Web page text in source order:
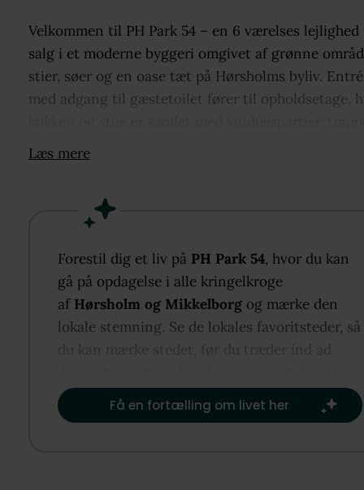
Velkommen til PH Park 54 – en 6 værelses
salg i et moderne byggeri omgivet af grønne
stier, søer og en oase tæt på Hørsholms byliv. Entré
med adgang til gæstetoilet fører til opholdsetage,
plads til spisebord og sofaafdeling. Første sal
rum og værelse med walk-in samt sydvendt altan
Usserød tæt på indkøb, skoler, daginstitutioner,
Hørsholms centrum, offentlig transport og
med naboskab og løbe- og gåture – ideelt til par,
familier og kvalitetsbevidste købere, der vægter
funktionalitet og omgivelser.
Læs mere
Forestil dig et liv på PH Park 54, hvor du kan
gå på opdagelse i alle kringelkroge
af Hørsholm og Mikkelborg og mærke den
lokale stemning. Se de lokales favoritsteder, så
du kan mærke stedet, før du træder ind ad
Få en fortælling om livet her